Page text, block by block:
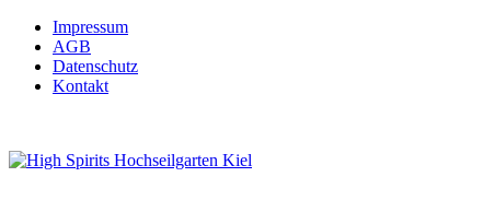
Impressum
AGB
Datenschutz
Kontakt